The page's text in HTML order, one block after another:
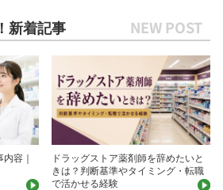
新着記事
容｜
ドラッグストア薬剤師を辞めたいと
きは？判断基準やタイミング・転職
で活かせる経験